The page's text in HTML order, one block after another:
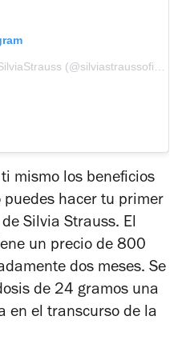
mismo los beneficios
hacer tu primer
Silvia Strauss. El
un precio de 800
dos meses. Se
de 24 gramos una
en el transcurso de la